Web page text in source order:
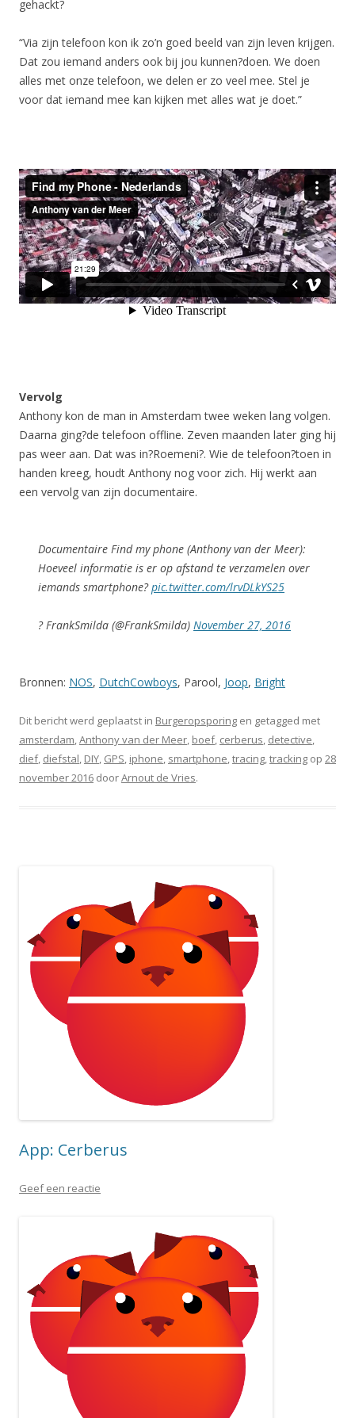
gehackt?
“Via zijn telefoon kon ik zo’n goed beeld van zijn leven krijgen.
Dat zou iemand anders ook bij jou kunnen?doen. We doen
alles met onze telefoon, we delen er zo veel mee. Stel je
voor dat iemand mee kan kijken met alles wat je doet.”
Vervolg
Anthony kon de man in Amsterdam twee weken lang volgen.
Daarna ging?de telefoon offline. Zeven maanden later ging hij
pas weer aan. Dat was in?Roemeni?. Wie de telefoon?toen in
handen kreeg, houdt Anthony nog voor zich. Hij werkt aan
een vervolg van zijn documentaire.
Documentaire Find my phone (Anthony van der Meer):
Hoeveel informatie is er op afstand te verzamelen over
iemands smartphone?pic.twitter.com/lrvDLkYS25
? FrankSmilda (@FrankSmilda) November 27, 2016
Bronnen: NOS, DutchCowboys, Parool, Joop, Bright
Dit bericht werd geplaatst in Burgeropsporing en getagged met
amsterdam,Anthony van der Meer, boef, cerberus, detective,
dief, diefstal, DIY, GPS, iphone, smartphone,tracing,tracking op 28
november 2016 doorArnout de Vries.
App: Cerberus
Geef een reactie